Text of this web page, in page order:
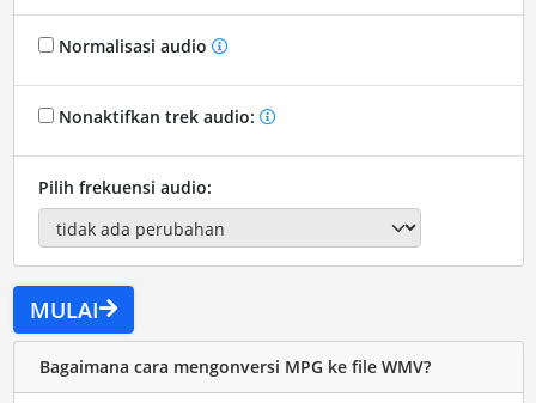
Normalisasi audio
Nonaktifkan trek audio:
Pilih frekuensi audio:
MULAI
Bagaimana cara mengonversi MPG ke file WMV?